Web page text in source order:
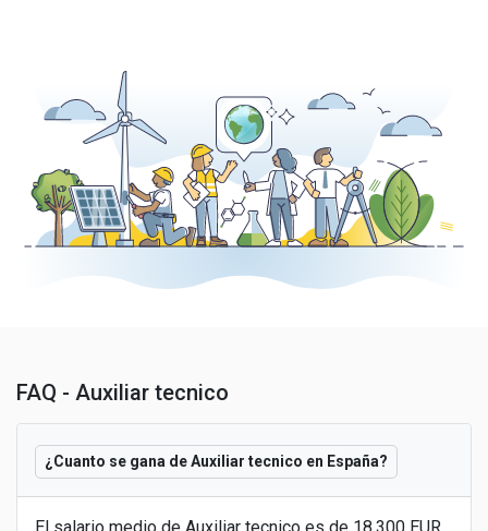
FAQ - Auxiliar tecnico
¿Cuanto se gana de Auxiliar tecnico en España?